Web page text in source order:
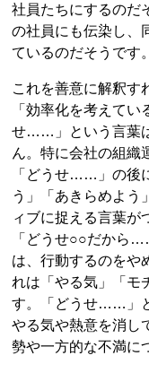
社員たちにするの
の社員にも伝染し、
ているのだそうです。
これを善意に解釈す
「効率化を考えて
せ……」という言葉
ん。特に会社の組織
「どうせ……」の後
う」「あきらめよう
ィブに捉える言葉が
「どうせ○○だから
は、行動するのをや
れは「やる気」「モ
す。「どうせ……」
やる気や熱意を消し
勢や一方的な不満に